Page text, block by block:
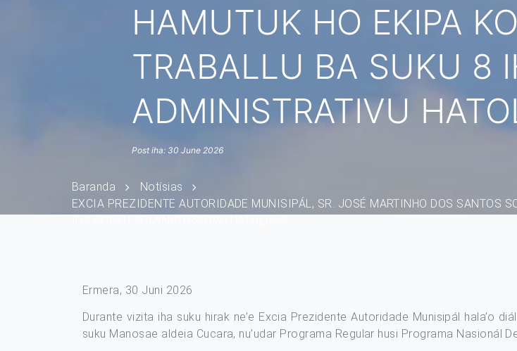
HAMUTUK HO EKIPA
TRABALLU BA SUKU 8
ADMINISTRATIVU
Post iha: 30 June 2026
Baranda
Notísias
EXCIA PREZIDENTE AUTORIDADE MUNISIPÁL, SR. JOSÉ MARTINHO DOS SANTOS
Ermera, 30 Juni 2026
Durante vizita iha suku hirak ne’e Excia Prezidente Autoridade Munisipál hala’o
suku Manosae aldeia Cucara, nu’udar Programa Regular husi Programa Nasionál